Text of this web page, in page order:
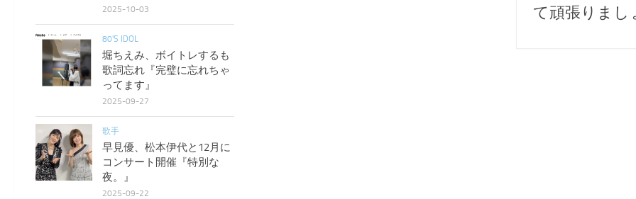
て頑張りまし
2025-10-03
80'S IDOL
堀ちえみ、ボイトレするも
歌詞忘れ『完璧に忘れちゃ
ってます』
2025-09-27
歌手
早見優、松本伊代と12月に
コンサート開催『特別な
夜。』
2025-09-22